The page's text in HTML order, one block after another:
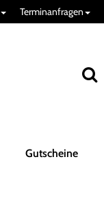
Terminanfragen
Gutscheine